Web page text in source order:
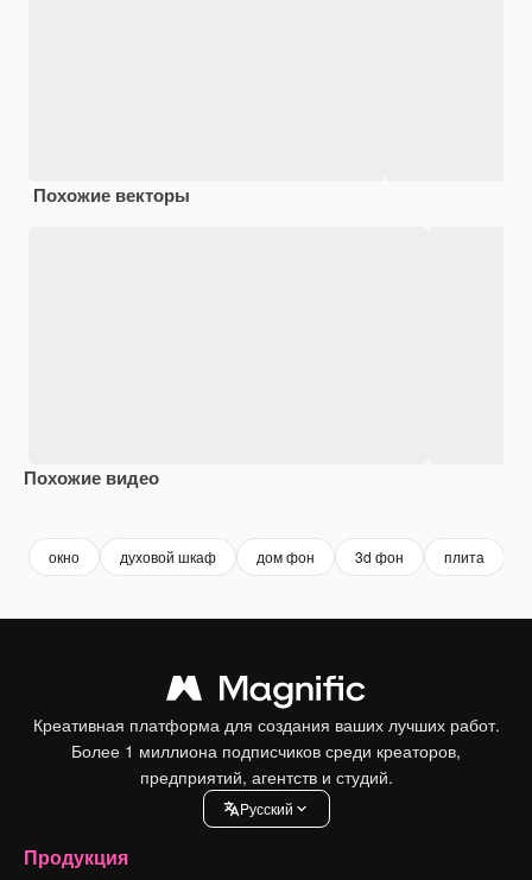
Похожие векторы
Похожие видео
окно духовой шкаф дом фон 3d фон плита
Креативная платформа для создания ваших лучших работ.
Более 1 миллиона подписчиков среди креаторов,
предприятий, агентств и студий.
Pусский
Продукция